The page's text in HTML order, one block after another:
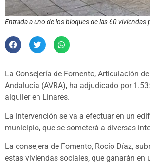
Entrada a uno de los bloques de las 60
La Consejería de Fomento, Articulación
Andalucía (AVRA), ha adjudicado por
alquiler en Linares.
La intervención se va a efectuar en un
municipio, que se someterá a diversas
La consejera de Fomento, Rocío Díaz,
estas viviendas sociales, que ganarán